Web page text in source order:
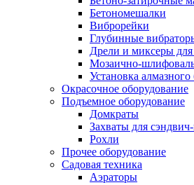
Бетономешалки
Виброрейки
Глубинные
Дрели и миксеры для
Мозаично-
Установка алмазного
Окрасочное оборудование
Подъемное оборудование
Домкраты
Захваты для
Рохли
Прочее оборудование
Садовая техника
Аэраторы